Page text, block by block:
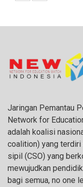
Jaringan Pemantau
Network for
adalah koalisi
coalition) yang
sipil (CSO) yang
mewujudkan
bagi semua, no one